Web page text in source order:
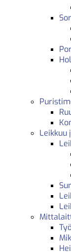
Leikkuu